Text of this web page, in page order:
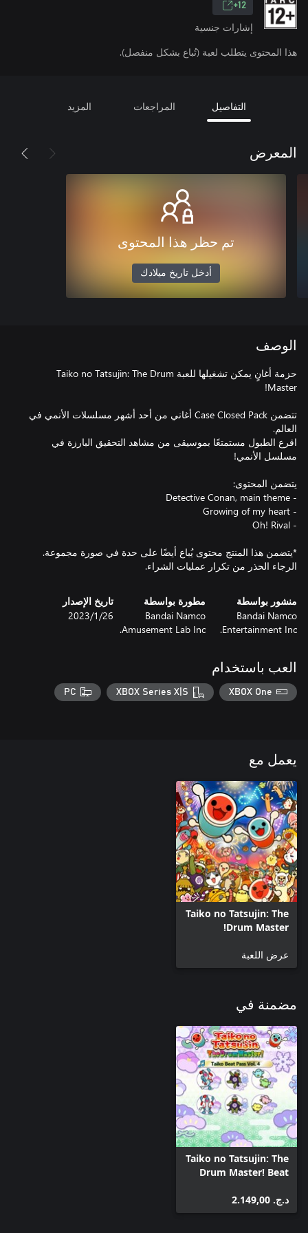
12+
إشارات جنسية
هذا المحتوى يتطلب لعبة (تُباع بشكل منفصل).
التفاصيل المراجعات المزيد
المعرض
تم حظر هذا المحتوى
أدخل تاريخ ميلادك
الوصف
حزمة أغانٍ يمكن تشغيلها للعبة Taiko no Tatsujin: The Drum
تتضمن Case Closed Pack أغاني من أحد أشهر مسلسلات الأنمي في
اقرع الطبول مستمتعًا بموسيقى من مشاهد التحقيق البارزة في
*يتضمن هذا المنتج محتوى يُباع أيضًا على حدة في صورة مجموعة.
الرجاء الحذر من تكرار عمليات الشراء.
منشور بواسطة
Bandai Namco
Entertainment Inc.
مطورة بواسطة
Bandai Namco
Amusement Lab Inc.
تاريخ الإصدار
26‏/1‏/2023
العب باستخدام
XBOX One
XBOX Series X|S
PC
يعمل مع
Taiko no Tatsujin: The
Drum Master!
عرض اللعبة
مضمنة في
Taiko no Tatsujin: The
Drum Master! Beat
د.ج.‏ 2.149,00